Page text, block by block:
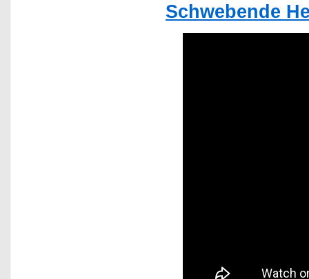
Schwebende